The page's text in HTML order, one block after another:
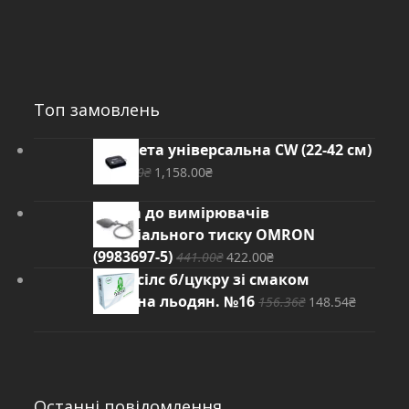
Топ замовлень
Манжета універсальна CW (22-42 см)
1,209.00₴ Оригінальна
1,209.00₴.
1,158.00₴Поточна
1,158.00₴.
Груша до вимірювачів
артеріального тиску OMRON
(9983697-5) 441.00₴Оригінальна
ціна:
441.00₴.
422.00₴Поточна
ціна:
422.00₴.
Стрепсілс б/цукру зі смаком
Лимона льодян. №16 156.36₴ Оригінальна
148.54₴